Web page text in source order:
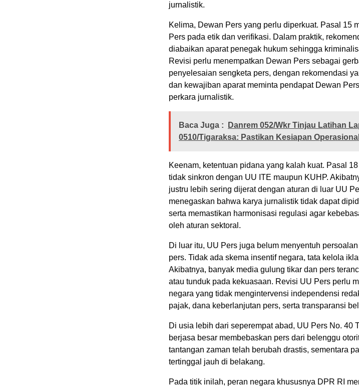
jurnalistik.
Kelima, Dewan Pers yang perlu diperkuat. Pasal 15
Pers pada etik dan verifikasi. Dalam praktik,
diabaikan aparat penegak hukum sehingga
Revisi perlu menempatkan Dewan Pers sebagai
penyelesaian sengketa pers, dengan rekomendasi
dan kewajiban aparat meminta pendapat Dewan
perkara jurnalistik.
Baca Juga :
Danrem 052/Wkr Tinjau Latihan
0510/Tigaraksa: Pastikan Kesiapan
Keenam, ketentuan pidana yang kalah kuat. Pasal
tidak sinkron dengan UU ITE maupun KUHP.
justru lebih sering dijerat dengan aturan di luar UU
menegaskan bahwa karya jurnalistik tidak dapat
serta memastikan harmonisasi regulasi agar
oleh aturan sektoral.
Di luar itu, UU Pers juga belum menyentuh
pers. Tidak ada skema insentif negara, tata kelola
Akibatnya, banyak media gulung tikar dan pers
atau tunduk pada kekuasaan. Revisi UU Pers perlu
negara yang tidak mengintervensi independensi
pajak, dana keberlanjutan pers, serta transparansi
Di usia lebih dari seperempat abad, UU Pers No. 40
berjasa besar membebaskan pers dari belenggu
tantangan zaman telah berubah drastis, sementara
tertinggal jauh di belakang.
Pada titik inilah, peran negara khususnya DPR RI